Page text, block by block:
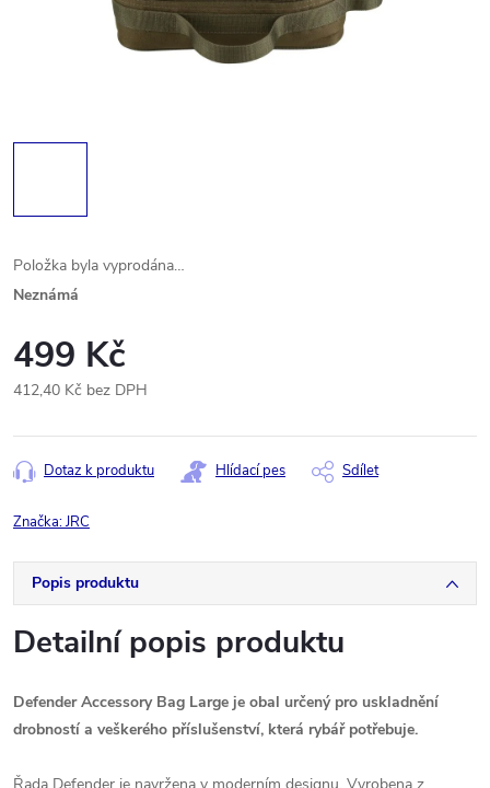
Položka byla vyprodána…
Neznámá
499 Kč
412,40 Kč bez DPH
cena:
Dotaz k produktu Hlídací pes Sdílet
Značka:JRC
Popis produktu
Detailní popis produktu
Defender Accessory Bag Large je obal určený pro uskladnění
drobností a veškerého příslušenství, která rybář potřebuje.